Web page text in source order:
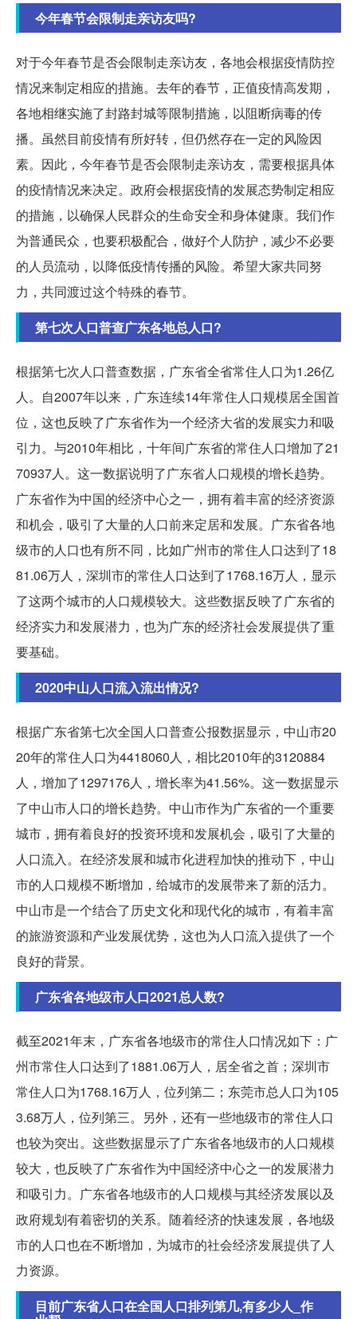
今年春节会限制走亲访友吗?
对于今年春节是否会限制走亲访友，各地会根据疫情防控
情况来制定相应的措施。去年的春节，正值疫情高发期，
各地相继实施了封路封城等限制措施，以阻断病毒的传
播。虽然目前疫情有所好转，但仍然存在一定的风险因
素。因此，今年春节是否会限制走亲访友，需要根据具体
的疫情情况来决定。政府会根据疫情的发展态势制定相应
的措施，以确保人民群众的生命安全和身体健康。我们作
为普通民众，也要积极配合，做好个人防护，减少不必要
的人员流动，以降低疫情传播的风险。希望大家共同努
力，共同渡过这个特殊的春节。
第七次人口普查广东各地总人口?
根据第七次人口普查数据，广东省全省常住人口为1.26亿
人。自2007年以来，广东连续14年常住人口规模居全国首
位，这也反映了广东省作为一个经济大省的发展实力和吸
引力。与2010年相比，十年间广东省的常住人口增加了21
70937人。这一数据说明了广东省人口规模的增长趋势。
广东省作为中国的经济中心之一，拥有着丰富的经济资源
和机会，吸引了大量的人口前来定居和发展。广东省各地
级市的人口也有所不同，比如广州市的常住人口达到了18
81.06万人，深圳市的常住人口达到了1768.16万人，显示
了这两个城市的人口规模较大。这些数据反映了广东省的
经济实力和发展潜力，也为广东的经济社会发展提供了重
要基础。
2020中山人口流入流出情况?
根据广东省第七次全国人口普查公报数据显示，中山市20
20年的常住人口为4418060人，相比2010年的3120884
人，增加了1297176人，增长率为41.56%。这一数据显示
了中山市人口的增长趋势。中山市作为广东省的一个重要
城市，拥有着良好的投资环境和发展机会，吸引了大量的
人口流入。在经济发展和城市化进程加快的推动下，中山
市的人口规模不断增加，给城市的发展带来了新的活力。
中山市是一个结合了历史文化和现代化的城市，有着丰富
的旅游资源和产业发展优势，这也为人口流入提供了一个
良好的背景。
广东省各地级市人口2021总人数?
截至2021年末，广东省各地级市的常住人口情况如下：广
州市常住人口达到了1881.06万人，居全省之首；深圳市
常住人口为1768.16万人，位列第二；东莞市总人口为105
3.68万人，位列第三。另外，还有一些地级市的常住人口
也较为突出。这些数据显示了广东省各地级市的人口规模
较大，也反映了广东省作为中国经济中心之一的发展潜力
和吸引力。广东省各地级市的人口规模与其经济发展以及
政府规划有着密切的关系。随着经济的快速发展，各地级
市的人口也在不断增加，为城市的社会经济发展提供了人
力资源。
目前广东省人口在全国人口排列第几,有多少人_作